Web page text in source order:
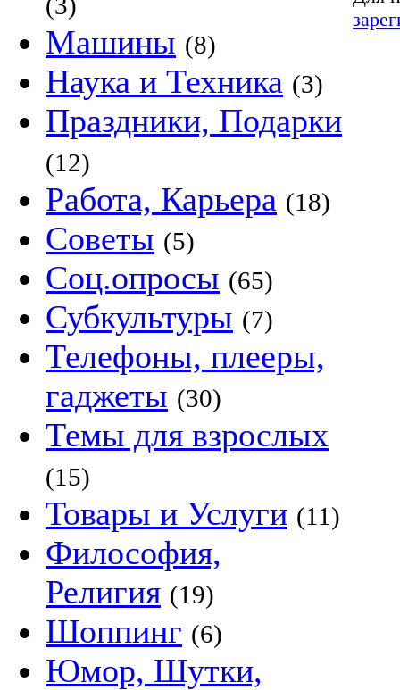
Машины (8)
Наука и Техника (3)
Праздники, Подарки
(12)
Работа, Карьера (18)
Советы (5)
Соц.опросы (65)
Субкультуры (7)
Телефоны, плееры,
гаджеты (30)
Темы для взрослых
(15)
Товары и Услуги (11)
Философия,
Религия (19)
Шоппинг (6)
Юмор, Шутки,